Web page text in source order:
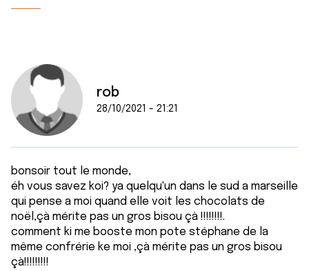
rob
28/10/2021 - 21:21
bonsoir tout le monde,
éh vous savez koi? ya quelqu'un dans le sud a marseille
qui pense a moi quand elle voit les chocolats de
noël,çà mérite pas un gros bisou çà !!!!!!!!.
comment ki me booste mon pote stéphane de la
même confrérie ke moi ,çà mérite pas un gros bisou
çà!!!!!!!!!